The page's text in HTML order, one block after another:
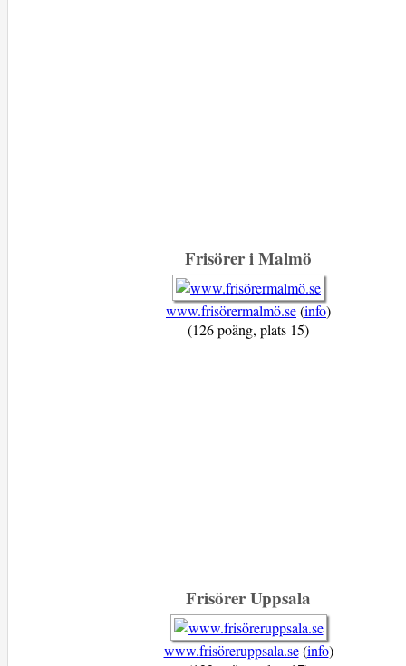
Frisörer i Malmö
www.frisörermalmö.se(info)
(126 poäng, plats 15)
Frisörer Uppsala
www.frisöreruppsala.se(info)